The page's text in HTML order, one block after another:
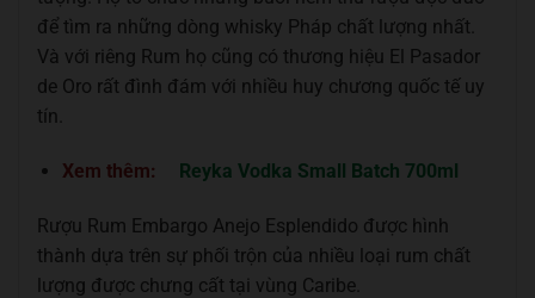
để tìm ra những dòng whisky Pháp chất lượng nhất.
Và với riêng Rum họ cũng có thương hiệu El Pasador
de Oro rất đình đám với nhiều huy chương quốc tế uy
tín.
Xem thêm: Reyka Vodka Small Batch 700ml
Rượu Rum Embargo Anejo Esplendido được hình
thành dựa trên sự phối trộn của nhiều loại rum chất
lượng được chưng cất tại vùng Caribe.